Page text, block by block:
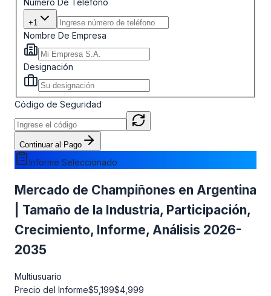
+1
Nombre De Empresa
Designación
Código de Seguridad
Continuar al Pago
Informe Seleccionado
Mercado de Champiñones en Argentina
| Tamaño de la Industria, Participación,
Crecimiento, Informe, Análisis 2026-
2035
Multiusuario
Precio del Informe$5,199$4,999